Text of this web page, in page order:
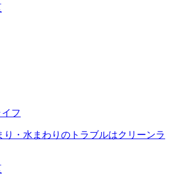
フ
り・水まわりのトラブルはクリーンラ